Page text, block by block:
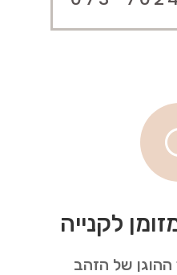
לקנייה
של הזהב